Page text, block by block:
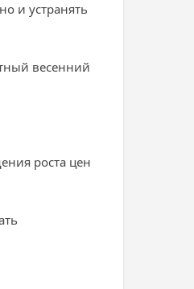
и устранять
весенний
роста цен